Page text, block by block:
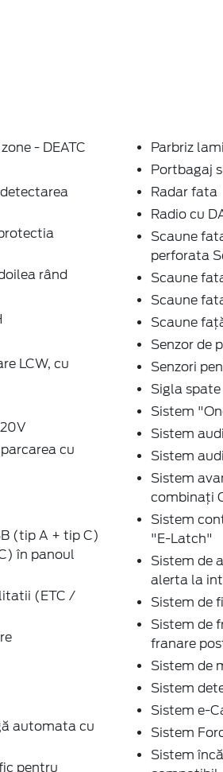
- DEATC
rând
LCW, cu
cu
(tip A + tip C)
în panoul
(ETC /
automata cu
pentru
Parbriz
Portbagaj
Radar fata
Radio cu
Scaune
perforata
Scaune
Scaune
Scaune
Senzor de
Senzori
Sigla spate
Sistem
Sistem
Sistem
Sistem
combinați
Sistem
"E-Latch"
Sistem de
alerta la
Sistem de
Sistem de
franare
Sistem de
Sistem
Sistem e-
Sistem
Sistem